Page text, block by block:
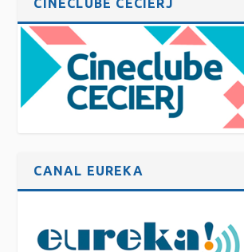
CINECLUBE CECIERJ
CANAL EUREKA